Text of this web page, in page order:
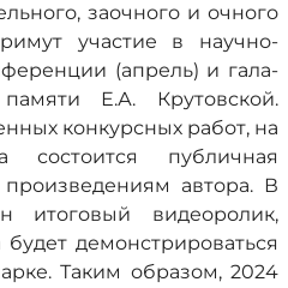
заочного и очного
участие в научно-
(апрель) и гала-
Е.А. Крутовской.
конкурсных работ, на
состоится публичная
автора. В
итоговый видеоролик,
демонстрироваться
Таким образом, 2024